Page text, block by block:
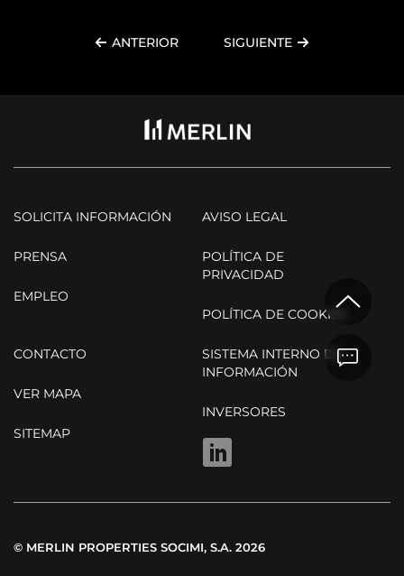
ANTERIOR SIGUIENTE
SOLICITA INFORMACIÓN
PRENSA
EMPLEO
AVISO LEGAL
POLÍTICA DE
PRIVACIDAD
POLÍTICA DE COOKIES
CONTACTO
VER MAPA
SITEMAP
SISTEMA INTERNO DE
INFORMACIÓN
INVERSORES
LINKEDIN
© MERLIN PROPERTIES SOCIMI, S.A. 2026